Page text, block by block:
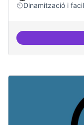
Dinamització i